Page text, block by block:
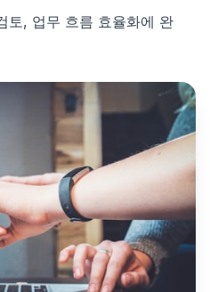
토, 업무 흐름 효율화에 완